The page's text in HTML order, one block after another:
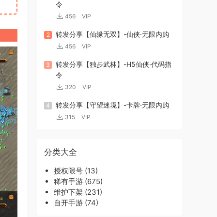
令
456 VIP
2 转发分享【仙缘无双】-仙侠·无限内购
456 VIP
3
转发分享【独步武林】-H5仙侠·代码指
令
320 VIP
4 转发分享【守望迷境】-卡牌·无限内购
315 VIP
分类大全
授权限号 (13)
稀有手游 (675)
维护下架 (231)
自开手游 (74)